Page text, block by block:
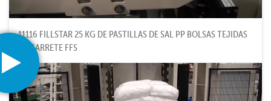
11116 FILLSTAR 25 KG DE PASTILLAS DE SAL PP BOLSAS TEJIDAS
DE CARRETE FFS